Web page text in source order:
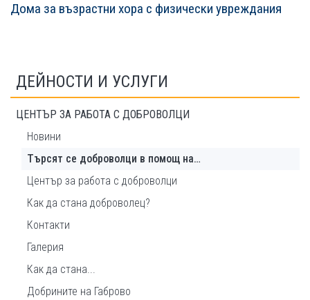
Дома за възрастни хора с физически увреждания
ДЕЙНОСТИ И УСЛУГИ
ЦЕНТЪР ЗА РАБОТА С ДОБРОВОЛЦИ
Новини
Търсят се доброволци в помощ на…
Център за работа с доброволци
Как да стана доброволец?
Контакти
Галерия
Как да стана...
Добрините на Габрово